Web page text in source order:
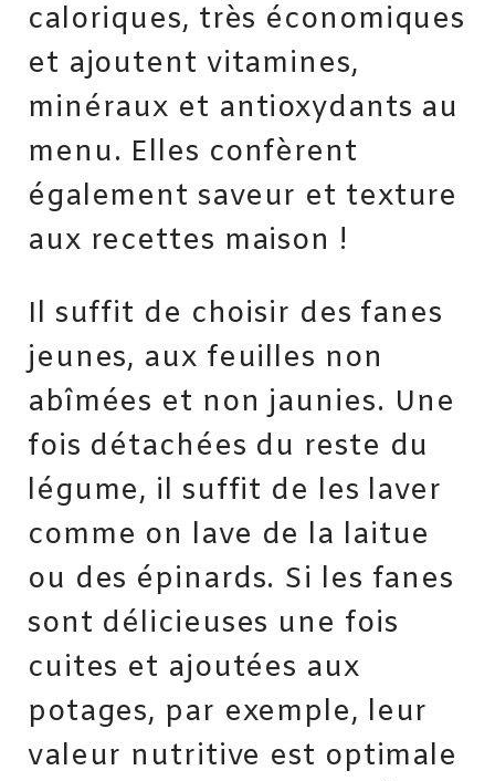
caloriques, très économiques
et ajoutent vitamines,
minéraux et antioxydants au
menu. Elles confèrent
également saveur et texture
aux recettes maison !
Il suffit de choisir des fanes
jeunes, aux feuilles non
abîmées et non jaunies. Une
fois détachées du reste du
légume, il suffit de les laver
comme on lave de la laitue
ou des épinards. Si les fanes
sont délicieuses une fois
cuites et ajoutées aux
potages, par exemple, leur
valeur nutritive est optimale